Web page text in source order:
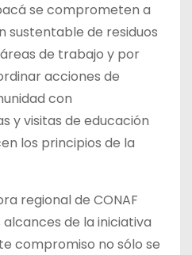
se comprometen a
sustentable de residuos
de trabajo y por
acciones de
con
y visitas de educación
los principios de la
regional de CONAF
de la iniciativa
compromiso no sólo se